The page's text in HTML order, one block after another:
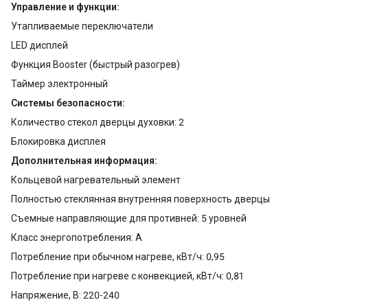
Управление и функции:
Утапливаемые переключатели
LED дисплей
Функция Booster (быстрый разогрев)
Таймер электронный
Системы безопасности:
Количество стекол дверцы духовки: 2
Блокировка дисплея
Дополнительная информация:
Кольцевой нагревательный элемент
Полностью стеклянная внутренняя поверхность дверцы
Съемные направляющие для противней: 5 уровней
Класс энергопотребления: A
Потребление при обычном нагреве, кВт/ч: 0,95
Потребление при нагреве с конвекцией, кВт/ч: 0,81
Напряжение, В: 220-240